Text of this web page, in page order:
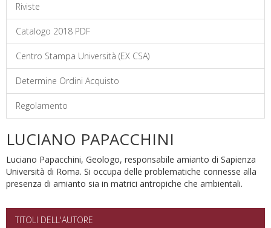
Riviste
Catalogo 2018 PDF
Centro Stampa Università (EX CSA)
Determine Ordini Acquisto
Regolamento
LUCIANO PAPACCHINI
Luciano Papacchini, Geologo, responsabile amianto di Sapienza
Università di Roma. Si occupa delle problematiche connesse alla
presenza di amianto sia in matrici antropiche che ambientali.
TITOLI DELL'AUTORE